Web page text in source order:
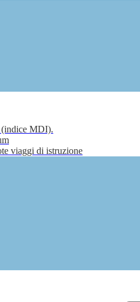
(indice MDI).
viaggi di istruzione